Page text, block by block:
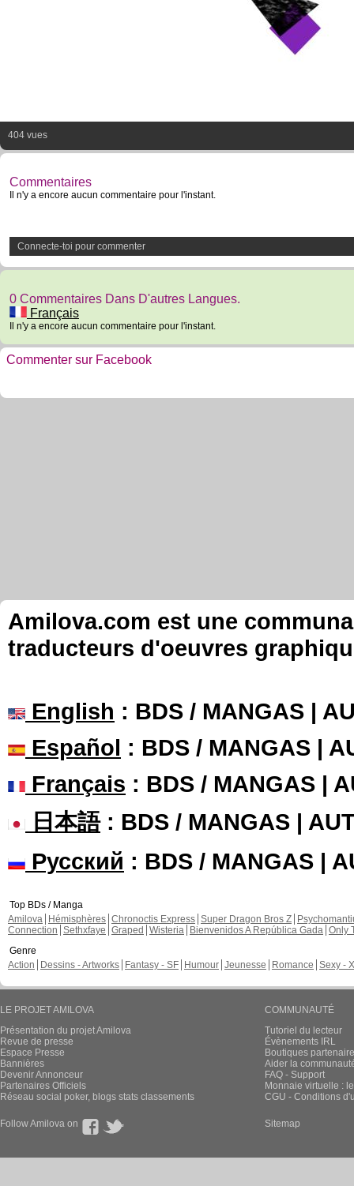
404 vues
Commentaires
Il n'y a encore aucun commentaire pour l'instant.
Connecte-toi pour commenter
0 Commentaires Dans D'autres Langues.
Français
Il n'y a encore aucun commentaire pour l'instant.
Commenter sur Facebook
Amilova.com est une
traducteurs d'oeuvres
English : BDS / MANGAS |
Español : BDS / MANGAS |
Français : BDS / MANGAS |
日本語: BDS / MANGAS |
Русский : BDS / MANGAS |
Top BDs / Manga
Amilova
Hémisphères Chronoctis Express Super Dragon Bros Z
Connection Sethxfaye Graped Wisteria Bienvenidos A República Gada Only
Genre
Action
Dessins - Artworks Fantasy - SF Humour Jeunesse Romance Sexy -
LE PROJET AMILOVA
Présentation du projet Amilova
Revue de presse
Espace Presse
Bannières
Devenir Annonceur
Partenaires Officiels
Réseau social poker, blogs stats classements
COMMUNAUTÉ
Tutoriel du lecteur
Évènements IRL
Boutiques
Aider la
FAQ - Support
Monnaie virtuelle :
CGU - Conditions
Follow Amilova on Sitemap